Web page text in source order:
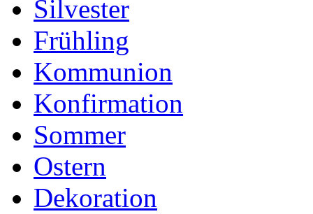
Silvester
Frühling
Kommunion
Konfirmation
Sommer
Ostern
Dekoration